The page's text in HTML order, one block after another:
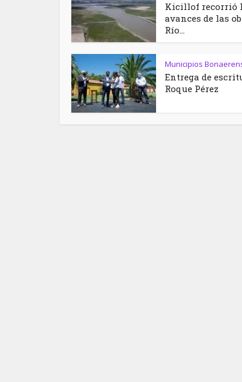
Kicillof recorrió
avances de las
Río...
Municipios
Entrega de
Roque Pérez